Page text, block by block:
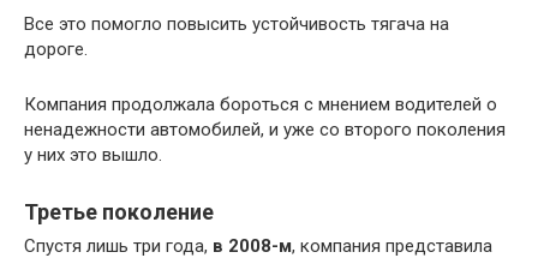
Все это помогло повысить устойчивость тягача на
дороге.
Компания продолжала бороться с мнением водителей о
ненадежности автомобилей, и уже со второго поколения
у них это вышло.
Третье поколение
Спустя лишь три года, в 2008-м, компания представила